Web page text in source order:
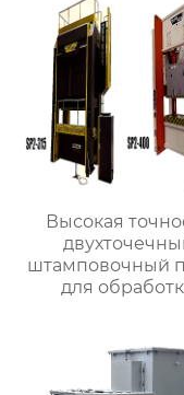
Высокая
штамповочный
для